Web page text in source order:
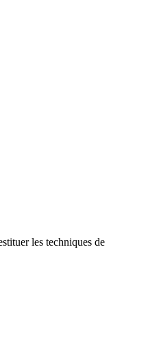
les techniques de